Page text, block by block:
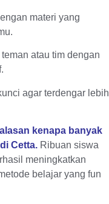
materi yang
atau tim dengan
agar terdengar lebih
kenapa banyak
Cetta. Ribuan siswa
meningkatkan
belajar yang fun